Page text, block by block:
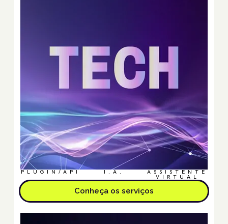
PLUGIN/API I.A. ASSISTENTE
VIRTUAL
Conheça os serviços